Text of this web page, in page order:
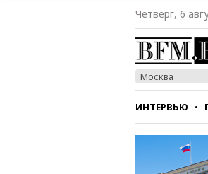
Четверг, 6
Москва
ИНТЕРВЬЮ
СТИЛЬ